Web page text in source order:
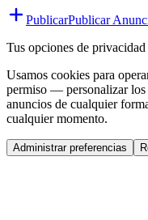
PublicarPublicar
Tus opciones de privacidad
Usamos cookies para
permiso — personalizar los
anuncios de cualquier
cualquier momento.
Administrar preferencias